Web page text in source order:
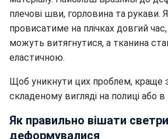
плечові шви, горловина та рукави.
провисатиме на плічках довгий
можуть витягнутися, а тканина
еластичною.
Щоб уникнути цих проблем, краще
складеному вигляді на полиці або в
Як правильно вішати
деформувалися